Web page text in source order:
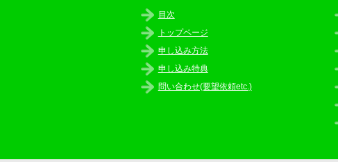
目次
トップページ
申し込み方法
申し込み特典
問い合わせ(要望依頼etc.)